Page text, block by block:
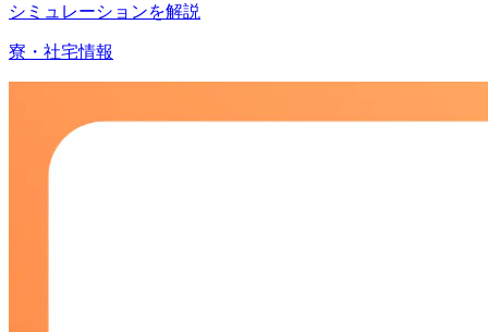
シミュレーションを解説
寮・社宅情報